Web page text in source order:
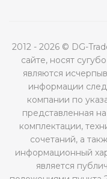
2012 - 2026 © DG-
сайте, носят
являются
информации
компании по
представленная
комплектации,
сочетаний, а
информационный
является